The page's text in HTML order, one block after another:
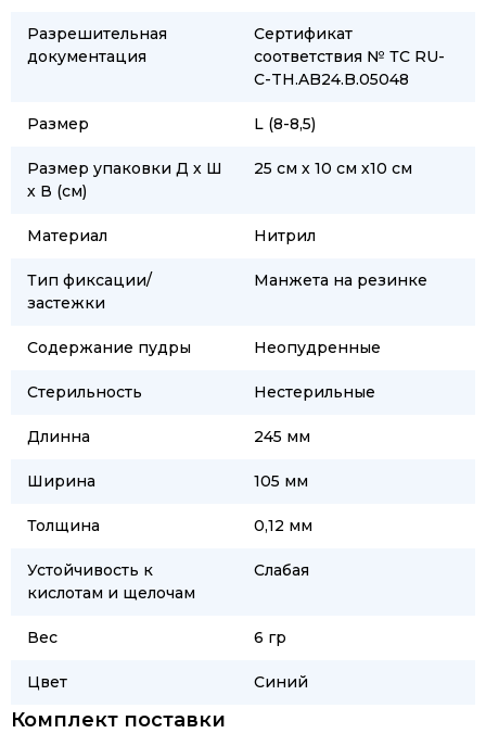
Разрешительная
документация
Сертификат
соответствия № ТС RU-
C-TH.AB24.B.05048
Размер L (8-8,5)
Размер упаковки Д х Ш
х В (см)
25 см х 10 см х10 см
Материал Нитрил
Тип фиксации/
застежки
Манжета на резинке
Содержание пудры Неопудренные
Стерильность Нестерильные
Длинна 245 мм
Ширина 105 мм
Толщина 0,12 мм
Устойчивость к
кислотам и щелочам
Слабая
Вес 6 гр
Цвет Синий
Комплект поставки